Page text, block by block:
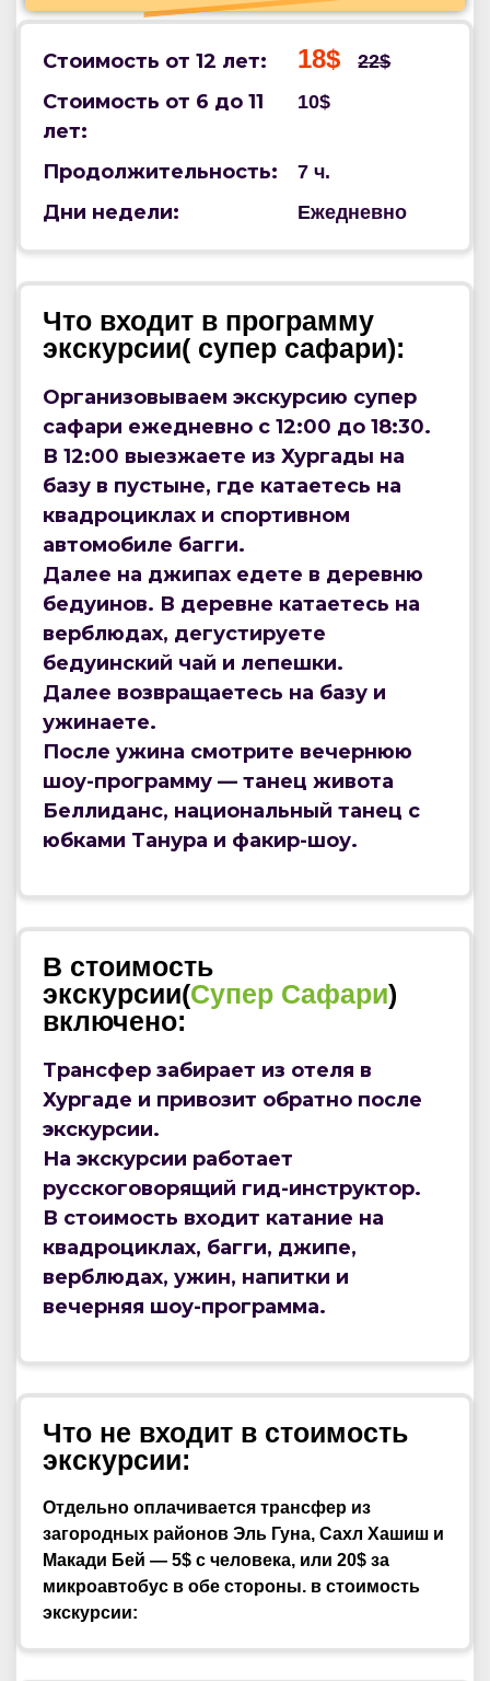
Стоимость от 12 лет: 18$ 22$
Стоимость от 6 до 11
лет:
10$
Продолжительность: 7 ч.
Дни недели: Ежедневно
Что входит в программу
экскурсии( супер сафари):
Организовываем экскурсию супер
сафари ежедневно с 12:00 до 18:30.
В 12:00 выезжаете из Хургады на
базу в пустыне, где катаетесь на
квадроциклах и спортивном
автомобиле багги.
Далее на джипах едете в деревню
бедуинов. В деревне катаетесь на
верблюдах, дегустируете
бедуинский чай и лепешки.
Далее возвращаетесь на базу и
ужинаете.
После ужина смотрите вечернюю
шоу-программу — танец живота
Беллиданс, национальный танец с
юбками Танура и факир-шоу.
В стоимость
экскурсии(Супер Сафари)
включено:
Трансфер забирает из отеля в
Хургаде и привозит обратно после
экскурсии.
На экскурсии работает
русскоговорящий гид-инструктор.
В стоимость входит катание на
квадроциклах, багги, джипе,
верблюдах, ужин, напитки и
вечерняя шоу-программа.
Что не входит в стоимость
экскурсии:
Отдельно оплачивается трансфер из
загородных районов Эль Гуна, Сахл Хашиш и
Макади Бей — 5$ с человека, или 20$ за
микроавтобус в обе стороны. в стоимость
экскурсии: